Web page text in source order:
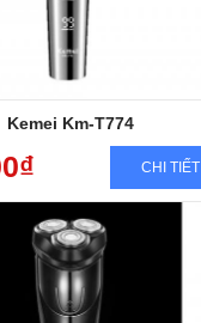
Kemei Km-T774
CHI TIẾT
chống nước, cạo êm
sản phẩm 12 tháng
giao hàng toàn quốc
Đẳng cấp, Chất lượng